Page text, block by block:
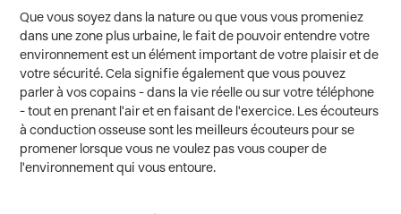
Que vous soyez dans la nature ou que vous vous promeniez
dans une zone plus urbaine, le fait de pouvoir entendre votre
environnement est un élément important de votre plaisir et de
votre sécurité. Cela signifie également que vous pouvez
parler à vos copains - dans la vie réelle ou sur votre téléphone
- tout en prenant l'air et en faisant de l'exercice. Les écouteurs
à conduction osseuse sont les meilleurs écouteurs pour se
promener lorsque vous ne voulez pas vous couper de
l'environnement qui vous entoure.